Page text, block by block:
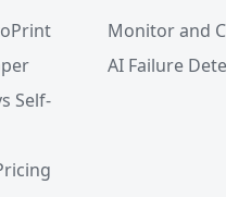
Self-
Monitor and
AI Failure